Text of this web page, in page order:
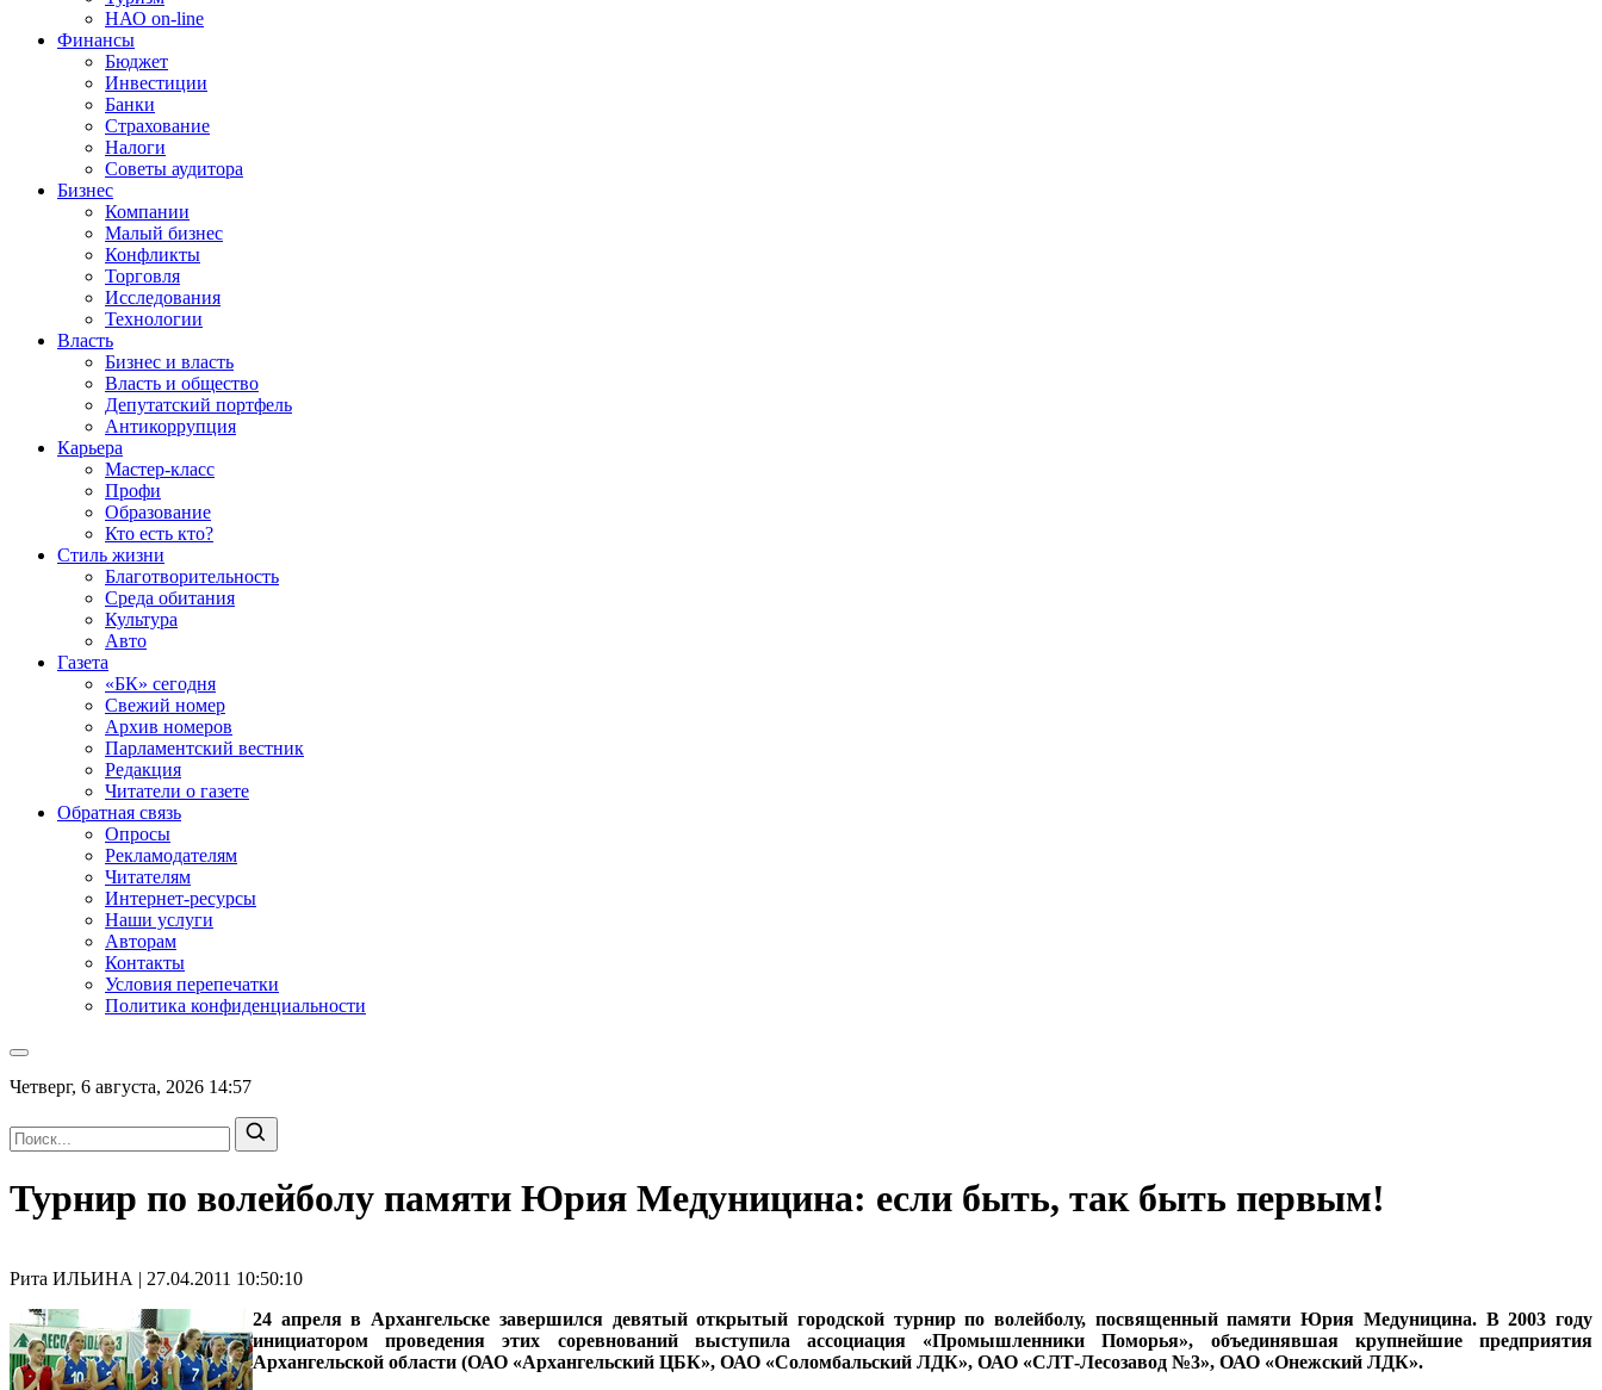
НАО on-line
Финансы
Бюджет
Инвестиции
Банки
Страхование
Налоги
Советы аудитора
Бизнес
Компании
Малый бизнес
Конфликты
Торговля
Исследования
Технологии
Власть
Бизнес и власть
Власть и общество
Депутатский портфель
Антикоррупция
Карьера
Мастер-класс
Профи
Образование
Кто есть кто?
Стиль жизни
Благотворительность
Среда обитания
Культура
Авто
Газета
«БК» сегодня
Свежий номер
Архив номеров
Парламентский вестник
Редакция
Читатели о газете
Обратная связь
Опросы
Рекламодателям
Читателям
Интернет-ресурсы
Наши услуги
Авторам
Контакты
Условия перепечатки
Политика конфиденциальности
Четверг, 6 августа, 2026 14:57
Турнир по волейболу памяти Юрия Медуницина: если быть, так быть первым!
Рита ИЛЬИНА | 27.04.2011 10:50:10
24 апреля в Архангельске завершился девятый открытый городской турнир по волейболу, посвященный памяти Юрия Медуницина. В 2003 году
инициатором проведения этих соревнований выступила ассоциация «Промышленники Поморья», объединявшая крупнейшие предприятия
Архангельской области (ОАО «Архангельский ЦБК», ОАО «Соломбальский ЛДК», ОАО «СЛТ-Лесозавод №3», ОАО «Онежский ЛДК».